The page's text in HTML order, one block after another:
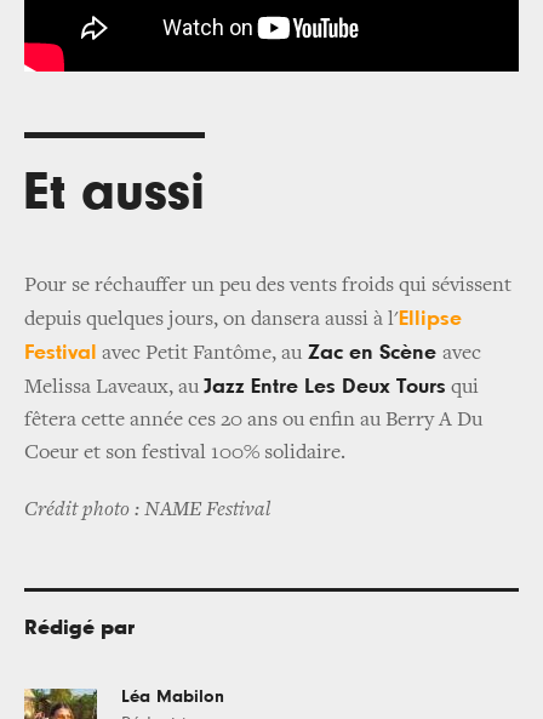
Et aussi
Pour se réchauffer un peu des vents froids qui sévissent
depuis quelques jours, on dansera aussi à l'Ellipse
Festival avec Petit Fantôme, au Zac en Scène ​avec
Melissa Laveaux, au Jazz Entre Les Deux Tours qui
fêtera cette année ces 20 ans ou enfin au Berry A Du
Coeur et son festival 100% solidaire.
Crédit photo : NAME Festival
Rédigé par
Léa Mabilon